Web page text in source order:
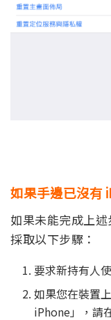
如果手邊已沒有
如果未能完成上
採取以下步驟：
要求新持有人
如果您在裝置
iPhone」，請